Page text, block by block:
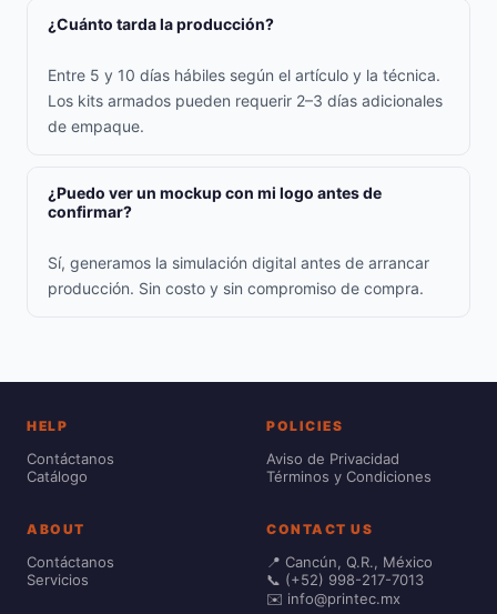
¿Cuánto tarda la producción?
Entre 5 y 10 días hábiles según el artículo y la técnica.
Los kits armados pueden requerir 2–3 días adicionales
de empaque.
¿Puedo ver un mockup con mi logo antes de
confirmar?
Sí, generamos la simulación digital antes de arrancar
producción. Sin costo y sin compromiso de compra.
HELP
Contáctanos
Catálogo
POLICIES
Aviso de Privacidad
Términos y Condiciones
ABOUT
Contáctanos
Servicios
CONTACT US
📍 Cancún, Q.R., México
📞 (+52) 998-217-7013
✉️ info@printec.mx